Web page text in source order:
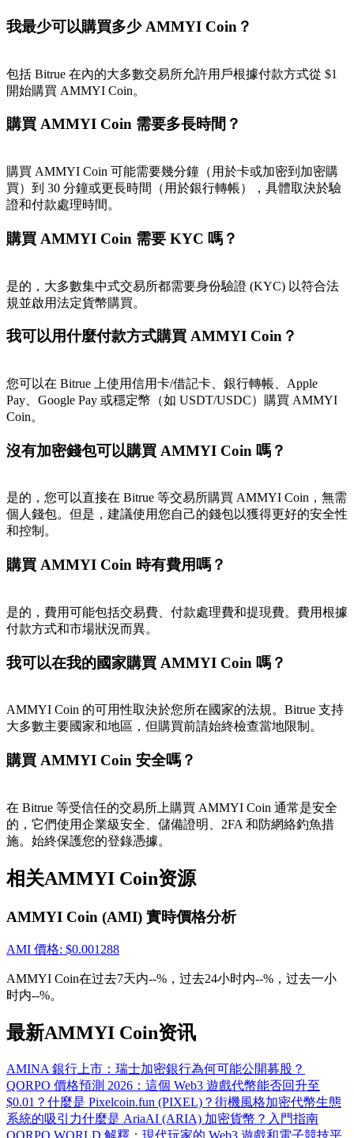
Bitrue渠道合伙人
最高達65%佣金！
邀請朋友獲得現金獎勵
BTC 專享獎勵
BTC 專享獎勵
充值並交易BTC瓜分 25,000 USDT 獎池！
瓜分 500000 CASHCAT 獎池
註冊&交易贏 500,000 USDT
抽獎衝榜 · 贏33,333 USDT
USDT活期理財、無鎖定期
新用戶專享 BTC 6.5% APR
BTC 活期理財、無鎖定期
我最少可以購買多少 AMMYI Coin？
包括 Bitrue 在內的大多數交易所允許用戶根據付款方式從 $1
開始購買 AMMYI Coin。
購買 AMMYI Coin 需要多長時間？
購買 AMMYI Coin 可能需要幾分鐘（用於卡或加密到加密購
買）到 30 分鐘或更長時間（用於銀行轉帳），具體取決於驗
證和付款處理時間。
購買 AMMYI Coin 需要 KYC 嗎？
是的，大多數集中式交易所都需要身份驗證 (KYC) 以符合法
規並啟用法定貨幣購買。
我可以用什麼付款方式購買 AMMYI Coin？
您可以在 Bitrue 上使用信用卡/借記卡、銀行轉帳、Apple
Pay、Google Pay 或穩定幣（如 USDT/USDC）購買 AMMYI
Coin。
沒有加密錢包可以購買 AMMYI Coin 嗎？
是的，您可以直接在 Bitrue 等交易所購買 AMMYI Coin，無需
個人錢包。但是，建議使用您自己的錢包以獲得更好的安全性
和控制。
購買 AMMYI Coin 時有費用嗎？
是的，費用可能包括交易費、付款處理費和提現費。費用根據
付款方式和市場狀況而異。
我可以在我的國家購買 AMMYI Coin 嗎？
AMMYI Coin 的可用性取決於您所在國家的法規。Bitrue 支持
大多數主要國家和地區，但購買前請始終檢查當地限制。
購買 AMMYI Coin 安全嗎？
在 Bitrue 等受信任的交易所上購買 AMMYI Coin 通常是安全
的，它們使用企業級安全、儲備證明、2FA 和防網絡釣魚措
施。始終保護您的登錄憑據。
相关AMMYI Coin资源
AMMYI Coin (AMI) 實時價格分析
AMI 價格: $0.001288
AMMYI Coin在过去7天内--%，过去24小时内--%，过去一小
时内--%。
最新AMMYI Coin资讯
AMINA 銀行上市：瑞士加密銀行為何可能公開募股？
QORPO 價格預測 2026：這個 Web3 遊戲代幣能否回升至
$0.01？ 什麼是 Pixelcoin.fun (PIXEL)？街機風格加密代幣生態
系統的吸引力什麼是 AriaAI (ARIA) 加密貨幣？入門指南
QORPO WORLD 解釋：現代玩家的 Web3 遊戲和電子競技平